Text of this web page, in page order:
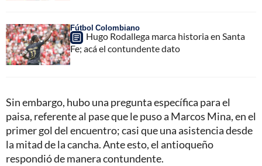
Fútbol Colombiano
Hugo Rodallega marca historia en Santa
Fe; acá el contundente dato
Sin embargo, hubo una pregunta específica para el
paisa, referente al pase que le puso a Marcos Mina, en el
primer gol del encuentro; casi que una asistencia desde
la mitad de la cancha. Ante esto, el antioqueño
respondió de manera contundente.